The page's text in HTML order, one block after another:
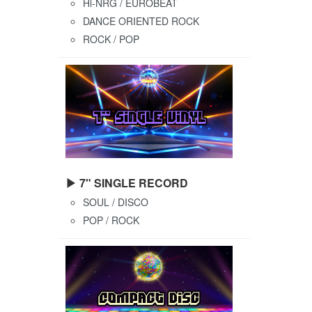
Hi-NRG / EUROBEAT
DANCE ORIENTED ROCK
ROCK / POP
▶ 7" SINGLE RECORD
SOUL / DISCO
POP / ROCK